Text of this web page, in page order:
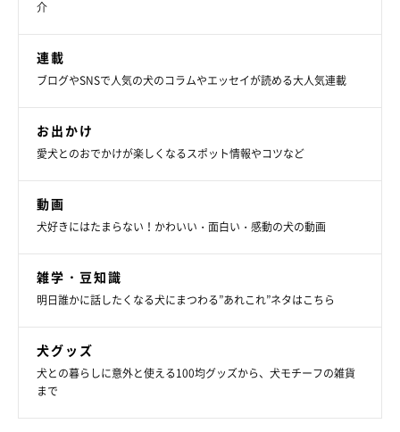
介
連載
ブログやSNSで人気の犬のコラムやエッセイが読める大人気連載
お出かけ
愛犬とのおでかけが楽しくなるスポット情報やコツなど
動画
犬好きにはたまらない！かわいい・面白い・感動の犬の動画
雑学・豆知識
明日誰かに話したくなる犬にまつわる”あれこれ”ネタはこちら
犬グッズ
犬との暮らしに意外と使える100均グッズから、犬モチーフの雑貨
まで